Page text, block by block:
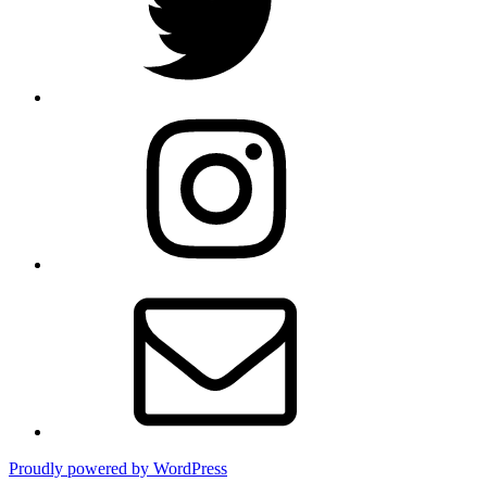
Proudly powered by WordPress